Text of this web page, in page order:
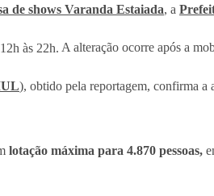
de shows Varanda Estaiada , a
às 22h. A alteração ocorre após a
), obtido pela reportagem, confirma a
lotação máxima para 4.870 pessoas,